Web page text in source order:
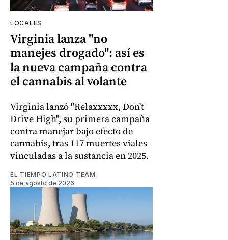
LOCALES
Virginia lanza "no
manejes drogado": así es
la nueva campaña contra
el cannabis al volante
Virginia lanzó "Relaxxxxx, Don't
Drive High", su primera campaña
contra manejar bajo efecto de
cannabis, tras 117 muertes viales
vinculadas a la sustancia en 2025.
EL TIEMPO LATINO TEAM
5 de agosto de 2026